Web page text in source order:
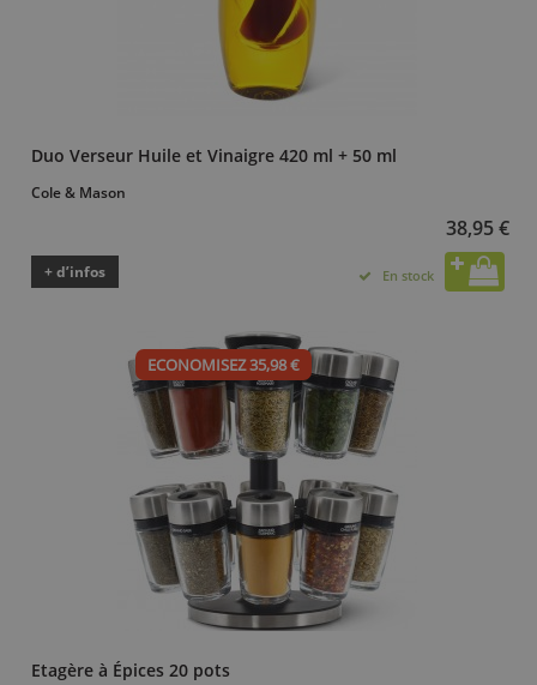
Duo Verseur Huile et Vinaigre 420 ml + 50 ml
Cole & Mason
38,95 €
+ d’infos En stock
ECONOMISEZ 35,98 €
Etagère à Épices 20 pots